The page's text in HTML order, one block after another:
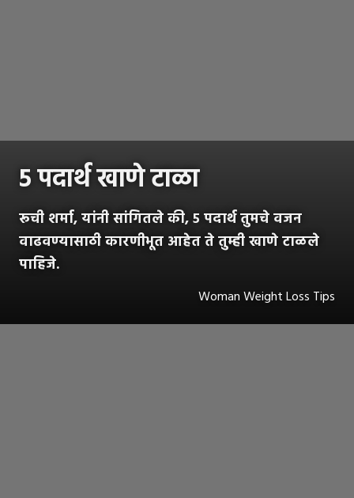
५ पदार्थ खाणे टाळा
रूची शर्मा, यांनी सांगितले की, ५ पदार्थ तुमचे वजन
वाढवण्यासाठी कारणीभूत आहेत ते तुम्ही खाणे टाळले
पाहिजे.
Woman Weight Loss Tips